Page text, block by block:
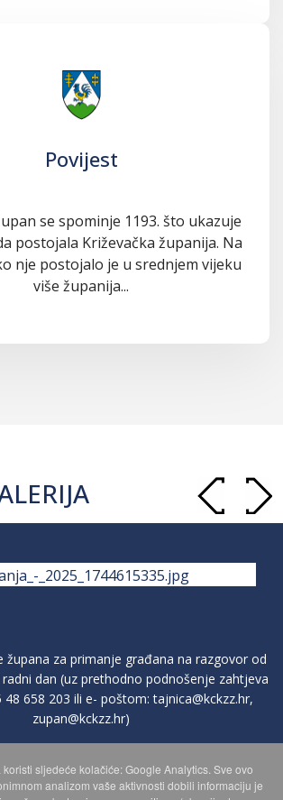
Povijest
se spominje 1193. što ukazuje
postojala Križevačka županija. Na
nje postojalo je u srednjem vijeku
više županija...
župana za primanje građana na razgovor od
dan (uz prethodno podnošenje zahtjeva
48 658 203 ili e- poštom:tajnica@kckzz.hr,
zupan@kckzz.hr)
PRIVATNOSTI OSOBNIH PODATAKA
sljedeće kolačiće: Google Analytics. Sve ovo
analizom vaše aktivnosti dobili informaciju je